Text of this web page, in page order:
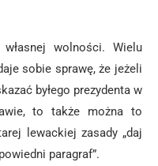
wolności. Wielu
sobie sprawę, że jeżeli
byłego prezydenta w
to także można to
lewackiej zasady „daj
paragraf”.